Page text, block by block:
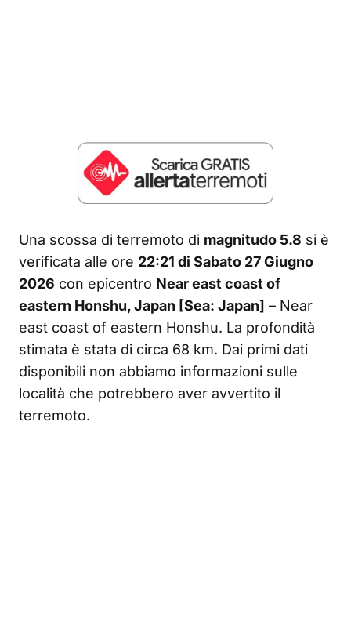
Una scossa di terremoto di magnitudo 5.8 si è
verificata alle ore 22:21 di Sabato 27 Giugno
2026 con epicentro Near east coast of
eastern Honshu, Japan [Sea: Japan] – Near
east coast of eastern Honshu. La profondità
stimata è stata di circa 68 km. Dai primi dati
disponibili non abbiamo informazioni sulle
località che potrebbero aver avvertito il
terremoto.